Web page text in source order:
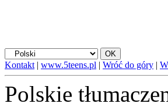
Kontakt | www.5teens.pl | Wróć do góry |
Polskie